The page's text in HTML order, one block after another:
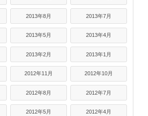
2013年8月 2013年7月
2013年5月 2013年4月
2013年2月 2013年1月
2012年11月 2012年10月
2012年8月 2012年7月
2012年5月 2012年4月